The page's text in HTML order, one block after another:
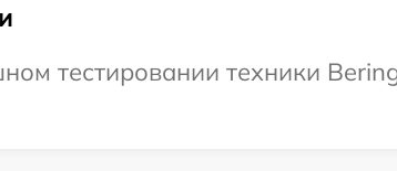
тестировании техники